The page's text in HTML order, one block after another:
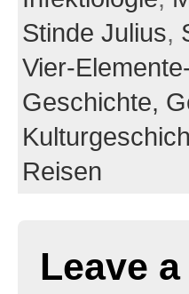
Stinde Julius,
Vier-
Geschichte,
Reisen
Leave